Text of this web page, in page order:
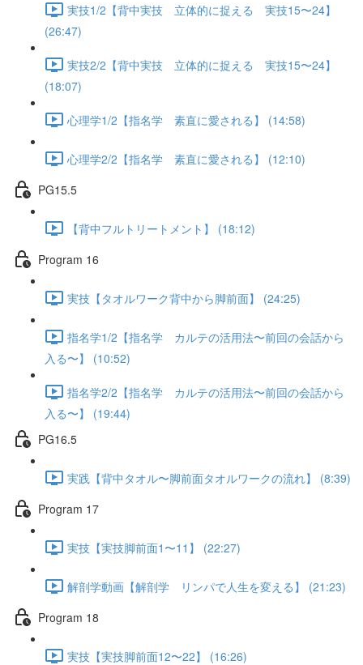
実技1/2【背中実技 立体的に捉える 実技15〜24】
(26:47)
実技2/2【背中実技 立体的に捉える 実技15〜24】
(18:07)
心理学1/2【指名学 素直に愛される】 (14:58)
心理学2/2【指名学 素直に愛される】 (12:10)
PG15.5
【背中フルトリートメント】 (18:12)
Program 16
実技【タオルワーク背中から脚前面】 (24:25)
指名学1/2【指名学 カルテの活用法〜前回の会話から
入る〜】 (10:52)
指名学2/2【指名学 カルテの活用法〜前回の会話から
入る〜】 (19:44)
PG16.5
実践【背中タオル〜脚前面タオルワークの流れ】 (8:39)
Program 17
実技【実技脚前面1〜11】 (22:27)
解剖学動画【解剖学 リンパで人生を変える】 (21:23)
Program 18
実技【実技脚前面12〜22】 (16:26)